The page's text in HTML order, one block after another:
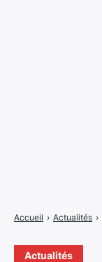
Actualités
Accueil › Actualités ›